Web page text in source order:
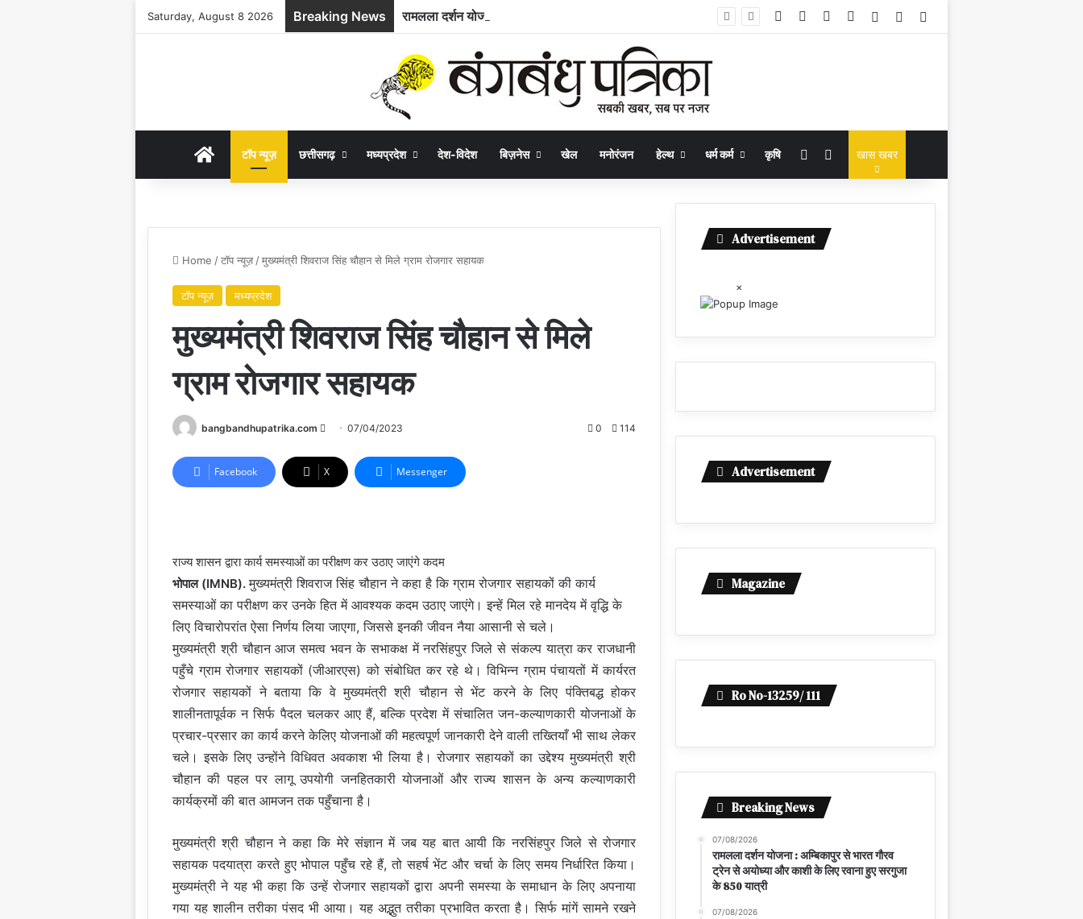
Saturday, August 8 2026 Breaking News Facebook YouTubeInstagram
Log InRandom Article
HOMEटॉप न्यूज़ छत्तीसगढ़ मध्यप्रदेश देश-विदेश बिज़नेस खेल मनोरंजन हेल्थ धर्म कर्म कृषि Random Article
Search for
खास खबर
Home /टॉप न्यूज़ /मुख्यमंत्री शिवराज सिंह चौहान से मिले ग्राम रोजगार सहायक
टॉप न्यूज़ मध्यप्रदेश
मुख्यमंत्री शिवराज सिंह चौहान से मिले
ग्राम रोजगार सहायक
bangbandhupatrika.com
Send
email
07/04/2023 0 114
Facebook X Messenger
राज्य शासन द्वारा कार्य समस्याओं का परीक्षण कर उठाए जाएंगे कदम
भोपाल (IMNB).मुख्यमंत्री शिवराज सिंह चौहान ने कहा है कि ग्राम रोजगार सहायकों की कार्य
समस्याओं का परीक्षण कर उनके हित में आवश्यक कदम उठाए जाएंगे। इन्हें मिल रहे मानदेय में वृद्धि के
लिए विचारोपरांत ऐसा निर्णय लिया जाएगा, जिससे इनकी जीवन नैया आसानी से चले।
मुख्यमंत्री श्री चौहान आज समत्व भवन के सभाकक्ष में नरसिंहपुर जिले से संकल्प यात्रा कर राजधानी
पहुँचे ग्राम रोजगार सहायकों (जीआरएस) को संबोधित कर रहे थे। विभिन्न ग्राम पंचायतों में कार्यरत
रोजगार सहायकों ने बताया कि वे मुख्यमंत्री श्री चौहान से भेंट करने के लिए पंक्तिबद्ध होकर
शालीनतापूर्वक न सिर्फ पैदल चलकर आए हैं, बल्कि प्रदेश में संचालित जन-कल्याणकारी योजनाओं के
प्रचार-प्रसार का कार्य करने के‍लिए योजनाओं की महत्वपूर्ण जानकारी देने वाली तख्तियाँ भी साथ लेकर
चले। इसके लिए उन्होंने विधिवत अवकाश भी लिया है। रोजगार सहायकों का उद्देश्य मुख्यमंत्री श्री
चौहान की पहल पर लागू उपयोगी जनहितकारी योजनाओं और राज्य शासन के अन्य कल्याणकारी
कार्यक्रमों की बात आमजन तक पहुँचाना है।
मुख्यमंत्री श्री चौहान ने कहा कि मेरे संज्ञान में जब यह बात आयी कि नरसिंहपुर जिले से रोजगार
सहायक पदयात्रा करते हुए भोपाल पहुँच रहे हैं, तो सहर्ष भेंट और चर्चा के लिए समय निर्धारित किया।
मुख्यमंत्री ने यह भी कहा कि उन्हें रोजगार सहायकों द्वारा अपनी समस्या के समाधान के लिए अपनाया
गया यह शालीन तरीका पंसद भी आया। यह अद्भुत तरीका प्रभावित करता है। सिर्फ मांगें सामने रखने
Advertisement
×
Advertisement
Magazine
Ro No-13259/ 111
Breaking News
07/08/2026
रामलला दर्शन योजना : अम्बिकापुर से भारत गौरव
ट्रेन से अयोध्या और काशी के लिए रवाना हुए सरगुजा
के 850 यात्री
07/08/2026